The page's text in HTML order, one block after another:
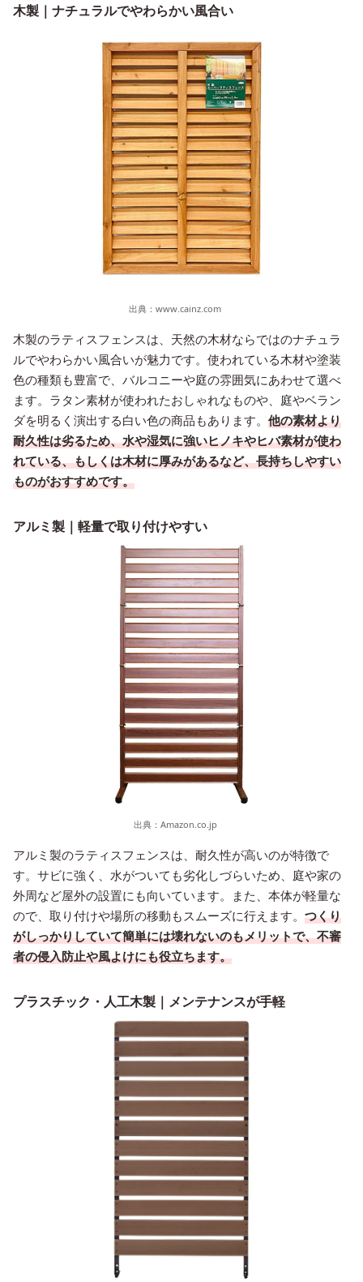
木製｜ナチュラルでやわらかい風合い
出典： www.cainz.com
木製のラティスフェンスは、天然の木材ならではのナチュラ
ルでやわらかい風合いが魅力です。使われている木材や塗装
色の種類も豊富で、バルコニーや庭の雰囲気にあわせて選べ
ます。ラタン素材が使われたおしゃれなものや、庭やベラン
ダを明るく演出する白い色の商品もあります。 他の素材より
耐久性は劣るため、水や湿気に強いヒノキやヒバ素材が使わ
れている、もしくは木材に厚みがあるなど、長持ちしやすい
ものがおすすめです。
アルミ製｜軽量で取り付けやすい
出典： Amazon.co.jp
アルミ製のラティスフェンスは、耐久性が高いのが特徴で
す。サビに強く、水がついても劣化しづらいため、庭や家の
外周など屋外の設置にも向いています。また、本体が軽量な
ので、取り付けや場所の移動もスムーズに行えます。 つくり
がしっかりしていて簡単には壊れないのもメリットで、不審
者の侵入防止や風よけにも役立ちます。
プラスチック・人工木製｜メンテナンスが手軽